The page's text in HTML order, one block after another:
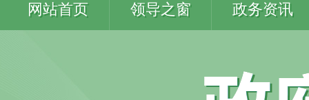
网站首页 领导之窗 政务资讯